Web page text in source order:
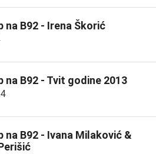
na B92 - Irena Škorić
na B92 - Tvit godine 2013
na B92 - Ivana Milaković &